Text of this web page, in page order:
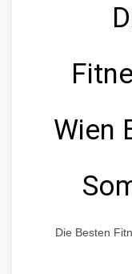
Wien
Die Besten